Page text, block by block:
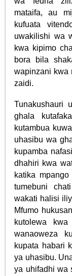
mataifa, au
kufuata
uwakilishi wa
kwa kipimo
bora bila
wapinzani kwa
zaidi.
Tunakushauri
ghala
kutambua
uhasibu wa
kupamba
dhahiri kwa
katika
tumebuni
wakati halisi
Mfumo
kutolewa
wanaoweza
kupata habari
ya uhasibu.
ya uhifadhi wa